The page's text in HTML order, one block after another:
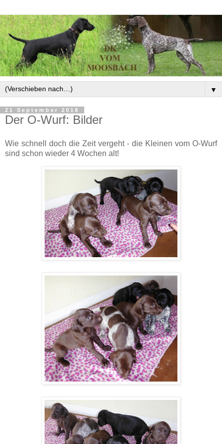
▼
21 September 2018
Der O-Wurf: Bilder
Wie schnell doch die Zeit vergeht - die Kleinen vom O-Wurf
sind schon wieder 4 Wochen alt!